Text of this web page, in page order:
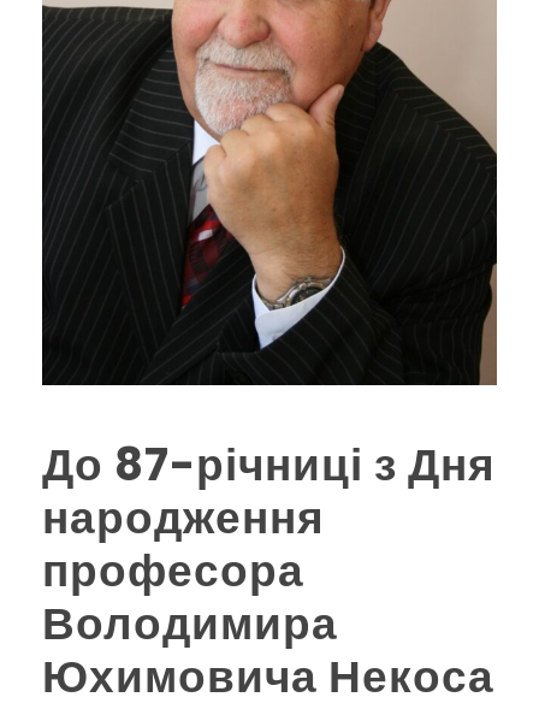
До 87-річниці з Дня
народження
професора
Володимира
Юхимовича Некоса